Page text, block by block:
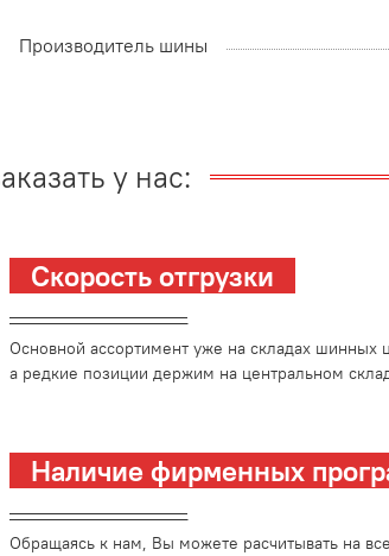
Производитель шины
у нас:
Скорость отгрузки
_________________________
Основной ассортимент уже на складах шинных
а редкие позиции держим на центральном
Наличие фирменных
_________________________
Обращаясь к нам, Вы можете расчитывать на